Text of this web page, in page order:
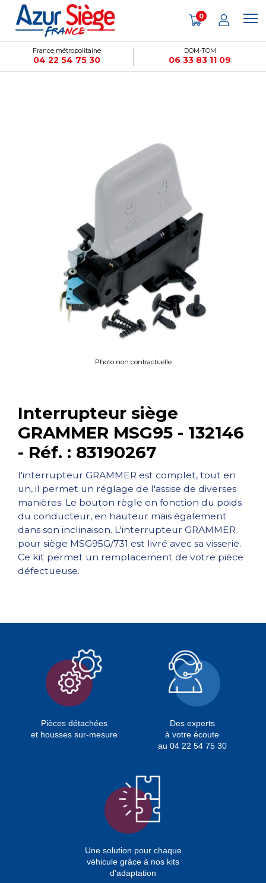
France métropolitaine
04 22 54 75 30
DOM-TOM
06 33 83 11 09
0
Interrupteur siège
GRAMMER MSG95 - 132146
- Réf. : 83190267
l'interrupteur GRAMMER est complet, tout en
un, il permet un réglage de l'assise de diverses
manières. Le bouton règle en fonction du poids
du conducteur, en hauteur mais également
dans son inclinaison. L'interrupteur GRAMMER
pour siège MSG95G/731 est livré avec sa visserie.
Ce kit permet un remplacement de votre pièce
défectueuse.
Photo non contractuelle
Pièces détachées
et housses sur-mesure
Des experts
à votre écoute
au 04 22 54 75 30
Une solution pour chaque
véhicule grâce à nos kits
d'adaptation
Panneau de gestion des cookies